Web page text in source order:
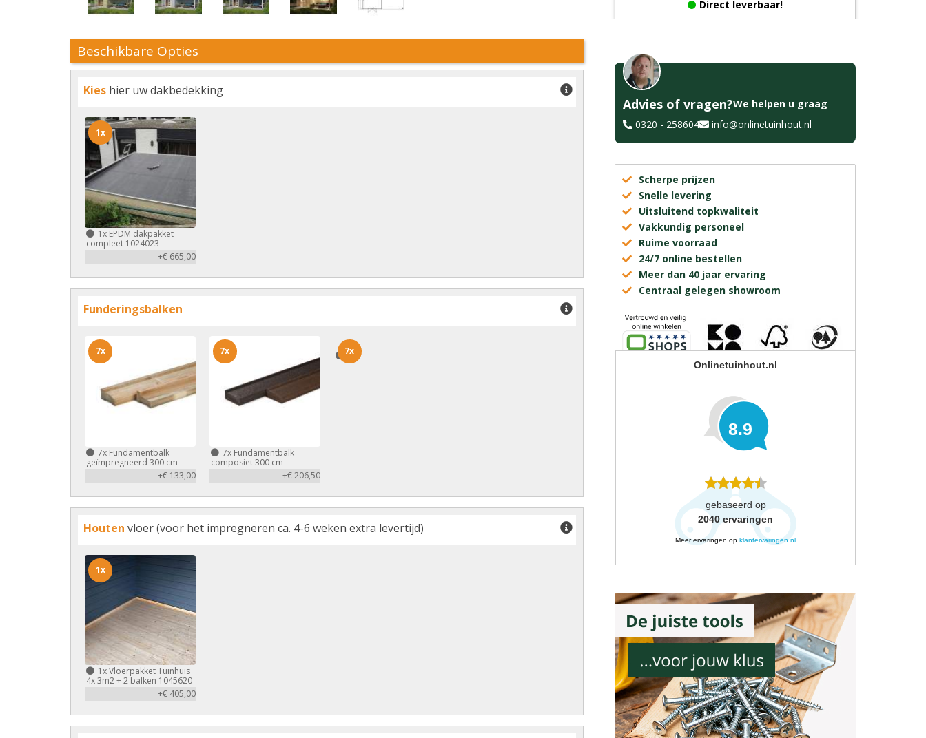
Beschikbare Opties
Kies hier uw dakbedekking
1x EPDM dakpakket
compleet 1024023
+€ 665,00
1x
Funderingsbalken
7x Fundamentbalk
geïmpregneerd 300 cm
+€ 133,00
7x
7xFundamentbalk
composiet 300 cm
+€ 206,50
7x 7x
7x
Houten vloer (voor het impregneren ca. 4-6 weken extra levertijd)
1xVloerpakket Tuinhuis
4x 3m2 + 2 balken 1045620
+€ 405,00
1x
Direct leverbaar!
Advies of vragen?We helpen u graag
0320 - 258604
info@onlinetuinhout.nl
Scherpe prijzen
Snelle levering
Uitsluitend topkwaliteit
Vakkundig personeel
Ruime voorraad
24/7 online bestellen
Meer dan 40 jaar ervaring
Centraal gelegen showroom
Onlinetuinhout.nl
8.9
gebaseerd op
2040 ervaringen
Meer ervaringen op klantervaringen.nl